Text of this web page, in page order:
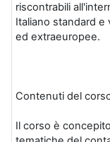
riscontrabili
Italiano standard e
ed extraeuropee.
Contenuti del
Il corso è